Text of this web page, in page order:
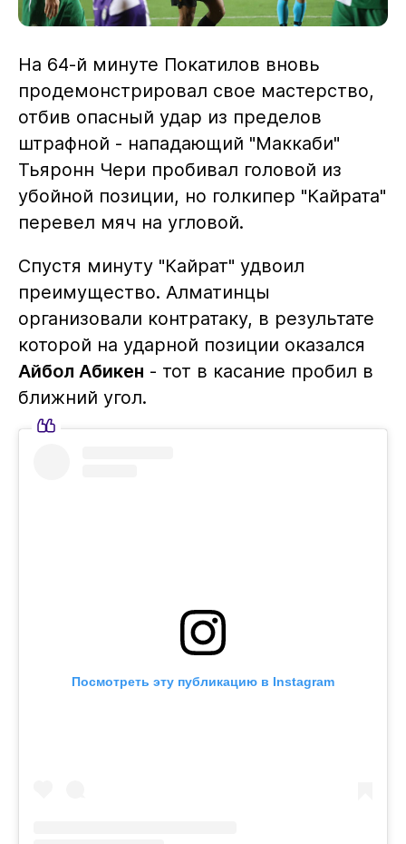
На 64-й минуте Покатилов вновь
продемонстрировал свое мастерство,
отбив опасный удар из пределов
штрафной - нападающий "Маккаби"
Тьяронн Чери пробивал головой из
убойной позиции, но голкипер "Кайрата"
перевел мяч на угловой.
Спустя минуту "Кайрат" удвоил
преимущество. Алматинцы
организовали контратаку, в результате
которой на ударной позиции оказался
Айбол Абикен - тот в касание пробил в
ближний угол.
Посмотреть эту публикацию в Instagram